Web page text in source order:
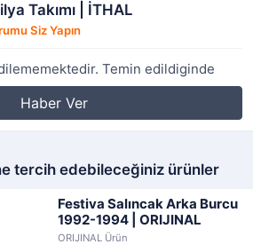
Takımı | İTHAL
Siz Yapın
Temin edildiginde
Haber Ver
tercih edebileceğiniz ürünler
Festiva Salıncak Arka Burcu
1992-1994 | ORIJINAL
ORIJINAL Ürün